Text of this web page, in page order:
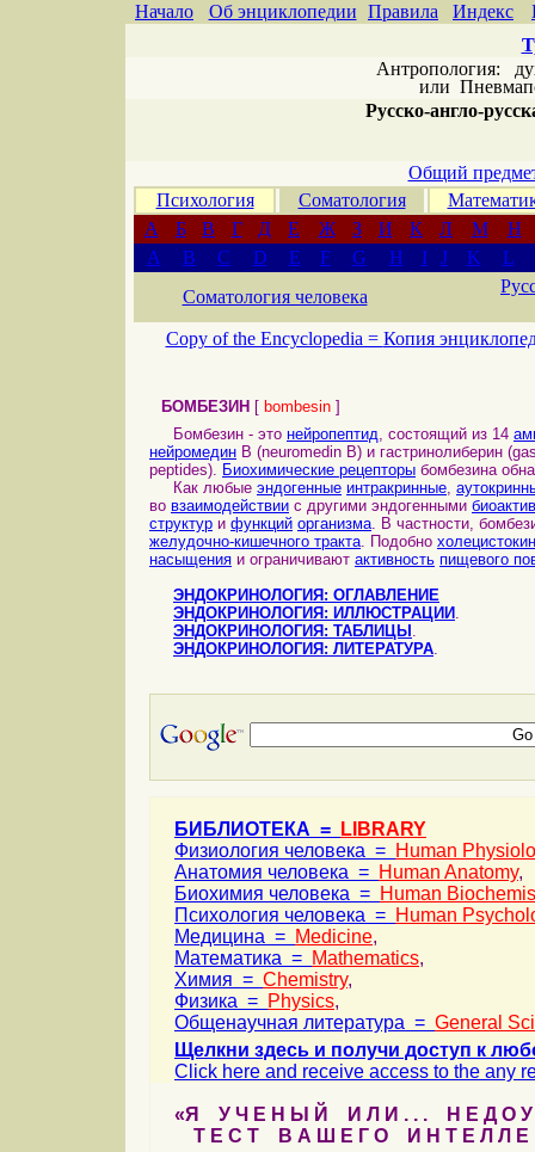
Начало Об энциклопедии Правила Индекс
Антропология:
или
Русско-англо-
Общий
Психология
Соматология
А
Б В Г Д Е Ж З И К Л М
Н
A
B C D E F G H I J K
L
Соматология человека
Copy of the Encyclopedia = Копия
БОМБЕЗИН [ bombesin ]
Бомбезин - это нейропептид, состоящий из 14
нейромедин B (neuromedin B) и гастринолиберин
peptides). Биохимические рецепторы бомбезина
Как любые эндогенные интракринные,
во взаимодействии с другими эндогенными
структур и функций организма. В частности,
желудочно-кишечного тракта. Подобно
насыщения и ограничивают активность пищевого
ЭНДОКРИНОЛОГИЯ: ОГЛАВЛЕНИЕ
ЭНДОКРИНОЛОГИЯ: ИЛЛЮСТРАЦИИ .
ЭНДОКРИНОЛОГИЯ: ТАБЛИЦЫ .
ЭНДОКРИНОЛОГИЯ: ЛИТЕРАТУРА.
БИБЛИОТЕКА =
LIBRARY
Физиология человека = Human
Анатомия человека = Human Anatomy,
Биохимия человека = Human
Психология человека = Human
Медицина = Medicine,
Математика = Mathematics,
Химия = Chemistry,
Физика = Physics,
Общенаучная литература = General
Щелкни здесь и получи доступ к
Click here and receive access to the any
«Я У Ч Е Н Ы Й И Л И . . . Н Е Д О У
Т Е С Т В А Ш Е Г О И Н Т Е Л Л Е